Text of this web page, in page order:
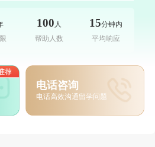
剖析人类社会发展的脉
学院还提供丰富的选修
、音乐创作等艺术课程，
广阔空间；语言课程则涵
拉丁语以及中文，满足学
需求。此外，计算机科学
100 人
帮助人数
15分钟内
平均响应
电话咨询
电话高效沟通留学问题